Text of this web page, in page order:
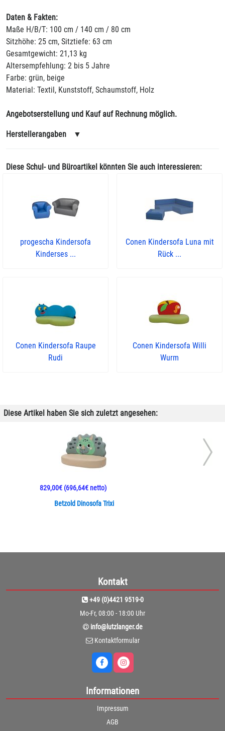
Daten & Fakten:
Maße H/B/T: 100 cm / 140 cm / 80 cm
Sitzhöhe: 25 cm, Sitztiefe: 63 cm
Gesamtgewicht: 21,13 kg
Altersempfehlung: 2 bis 5 Jahre
Farbe: grün, beige
Material: Textil, Kunststoff, Schaumstoff, Holz
Angebotserstellung und Kauf auf Rechnung möglich.
Herstellerangaben ▼
Diese Schul- und Büroartikel könnten Sie auch interessieren:
progescha Kindersofa
Kinderses ...
Conen Kindersofa Luna mit
Rück ...
Conen Kindersofa Raupe
Rudi
Conen Kindersofa Willi
Wurm
Diese Artikel haben Sie sich zuletzt angesehen:
Betzold Dinosofa Trixi
829,00€(696,64€ netto)
Kontakt
+49 (0)4421 9519-0
Mo-Fr, 08:00 - 18:00 Uhr
info@lutzlanger.de
Kontaktformular
Informationen
Impressum
AGB